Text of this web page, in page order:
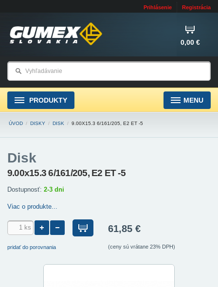
Prihlásenie Registrácia
0,00 €
PRODUKTY MENU
ÚVOD / DISKY / DISK / 9.00X15.3 6/161/205, E2 ET -5
Disk
9.00x15.3 6/161/205, E2 ET -5
Dostupnosť: 2-3 dni
Viac o produkte...
pridať do porovnania
61,85 €
(ceny sú vrátane 23% DPH)